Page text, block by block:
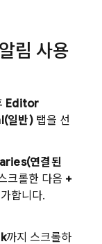
림 사용
Editor
일반)탭을 선
연결된
크롤한 다음 +
합니다.
까지 스크롤하